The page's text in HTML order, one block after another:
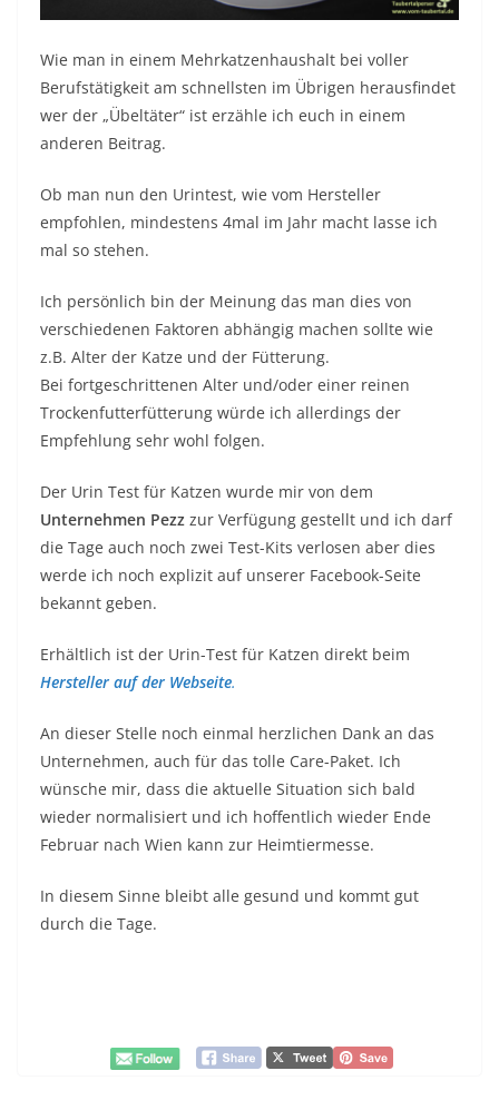
Wie man in einem Mehrkatzenhaushalt bei voller
Berufstätigkeit am schnellsten im Übrigen herausfindet
wer der „Übeltäter“ ist erzähle ich euch in einem
anderen Beitrag.
Ob man nun den Urintest, wie vom Hersteller
empfohlen, mindestens 4mal im Jahr macht lasse ich
mal so stehen.
Ich persönlich bin der Meinung das man dies von
verschiedenen Faktoren abhängig machen sollte wie
z.B. Alter der Katze und der Fütterung.
Bei fortgeschrittenen Alter und/oder einer reinen
Trockenfutterfütterung würde ich allerdings der
Empfehlung sehr wohl folgen.
Der Urin Test für Katzen wurde mir von dem
Unternehmen Pezz zur Verfügung gestellt und ich darf
die Tage auch noch zwei Test-Kits verlosen aber dies
werde ich noch explizit auf unserer Facebook-Seite
bekannt geben.
Erhältlich ist der Urin-Test für Katzen direkt beim
Hersteller auf der Webseite.
An dieser Stelle noch einmal herzlichen Dank an das
Unternehmen, auch für das tolle Care-Paket. Ich
wünsche mir, dass die aktuelle Situation sich bald
wieder normalisiert und ich hoffentlich wieder Ende
Februar nach Wien kann zur Heimtiermesse.
In diesem Sinne bleibt alle gesund und kommt gut
durch die Tage.